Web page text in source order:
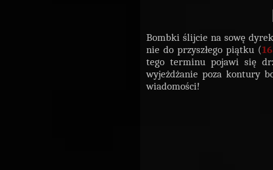
Bombki ślijcie na sowę
nie do przyszłego piątku (
tego terminu pojawi się
wyjeżdżanie poza kontury
wiadomości!